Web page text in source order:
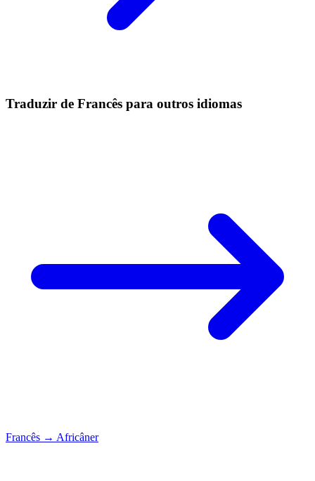
Traduzir de Francês para outros idiomas
Francês → Africâner